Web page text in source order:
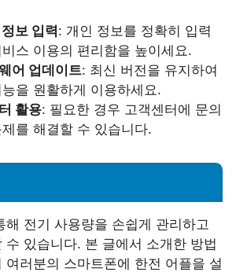
보 입력: 개인 정보를 정확히 입력
스 이용의 편리함을 높이세요.
어 업데이트: 최신 버전을 유지하여
능을 원활하게 이용하세요.
활용: 필요한 경우 고객센터에 문의
를 해결할 수 있습니다.
해 전기 사용량을 손쉽게 관리하고
수 있습니다. 본 글에서 소개한 방법
여러분의 스마트폰에 한전 어플을 설